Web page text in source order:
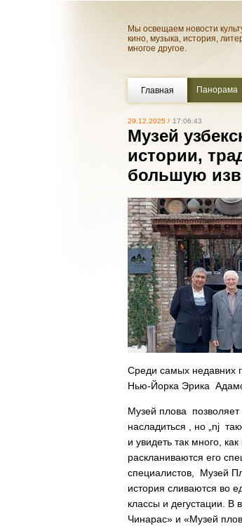
Мы освещаем новости
кино, музыка, история,
многое другое.
Главная Панорама
29.12.2025 / 17:06:43
Музей
истории,
большую
Среди самых недавних
Нью-Йорка Эрика
Музей плова позволяет
насладиться , но „nj
и увидеть так много,
раскланиваются его
специалистов, Музей
история сливаются во
классы и дегустации.
Чинарас» и «Музей